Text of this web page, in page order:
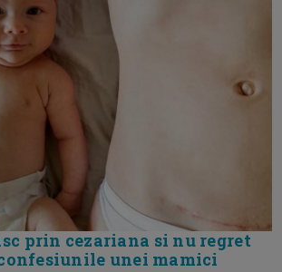
prin cezariana si nu regret
unei mamici